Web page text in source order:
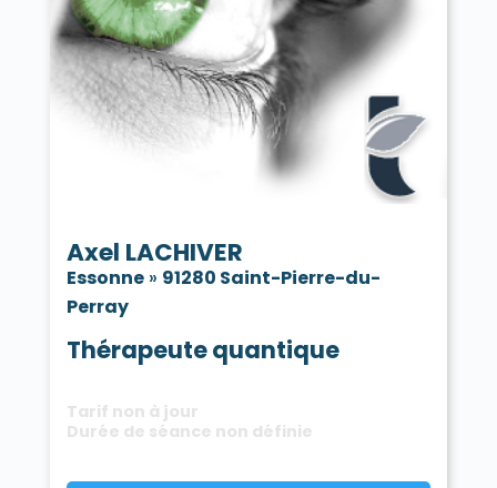
Axel LACHIVER
Essonne» 91280 Saint-Pierre-du-
Perray
Thérapeute quantique
Tarif non à jour
Durée de séance non définie